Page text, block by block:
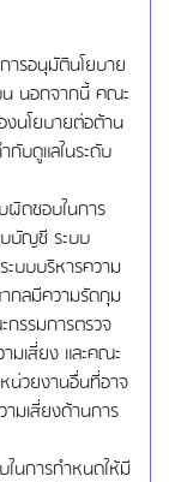
รอนุมัตินโยบาย
น นอกจากนี้ คณะ
นโยบายต่อต้าน
กับดูแลในระดับ
ผิดชอบในการ
บบัญชี ระบบ
ะบบบริหารความ
ากลมีความรัดกุม
รรมการตรวจ
มเสี่ยง และคณะ
น่วยงานอื่นที่อาจ
ามเสี่ยงด้านการ
นการกำหนดให้มี